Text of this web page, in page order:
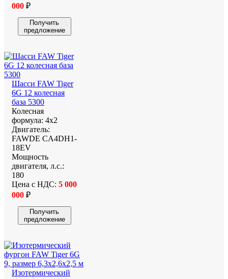
000 ₽
Получить
предложение
Шасси FAW Tiger
6G 12 колесная
база 5300
Колесная
формула: 4х2
Двигатель:
FAWDE CA4DH1-
18EV
Мощность
двигателя, л.с.:
180
Цена с НДС: 5 000
000 ₽
Получить
предложение
Изотермический